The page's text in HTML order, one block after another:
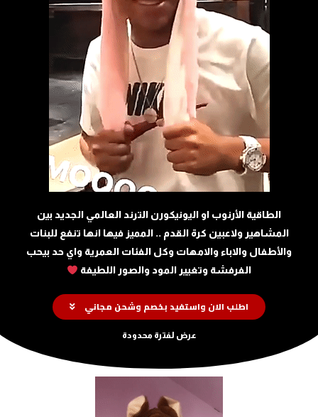
الطاقية الأرنوب او اليونيكورن الترند العالمي الجديد بين
المشاهير ولاعبين كرة القدم .. المميز فيها انها تنفع للبنات
والأطفال والاباء والامهات وكل الفئات العمرية واي حد بيحب
الفرفشة وتغيير المود والصور اللطيفة
اطلب الان واستفيد بخصم وشحن مجاني
عرض لفترة محدودة